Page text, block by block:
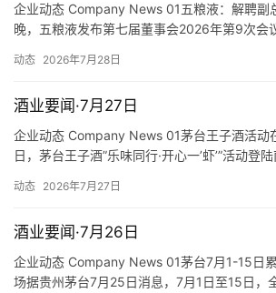
企业动态 Company News 01五粮液：解聘副
晚，五粮液发布第七届董事会2026年第9次会
意解聘岳松副总经理职务（原定任期至公司第
松将不再担任公司及控股子公司任何职务。
动态 2026年7月28日
酒业要闻·7月27日
企业动态 Company News 01茅台王子酒活动
日，茅台王子酒”乐味同行·开心一’虾’”活动登
龙虾，并设置了乐队弹唱、潮流DJ、金陵主题
动态 2026年7月27日
酒业要闻·7月26日
企业动态 Company News 01茅台7月1-15日
场据贵州茅台7月25日消息，7月1日至15日，